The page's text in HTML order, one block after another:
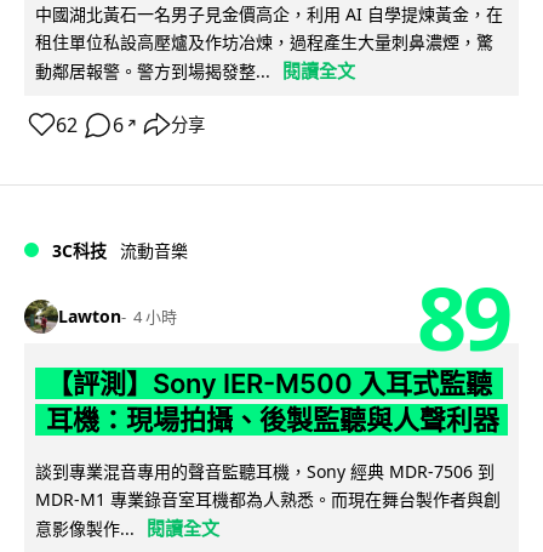
中國湖北黃石一名男子見金價高企，利用 AI 自學提煉黃金，在
租住單位私設高壓爐及作坊冶煉，過程產生大量刺鼻濃煙，驚
動鄰居報警。警方到場揭發整...
閱讀全文
62 6 ↗ 分享
3C科技 流動音樂
Lawton 4 小時 89
【評測】Sony IER-M500 入耳式監聽
耳機：現場拍攝、後製監聽與人聲利器
談到專業混音專用的聲音監聽耳機，Sony 經典 MDR-7506 到
MDR-M1 專業錄音室耳機都為人熟悉。而現在舞台製作者與創
意影像製作...
閱讀全文